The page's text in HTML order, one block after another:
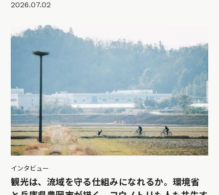
2026.07.02
インタビュー
観光は、流域を守る仕組みになれるか。環境省